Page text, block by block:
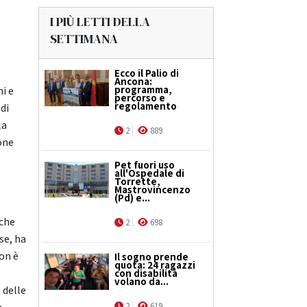
e
ha
è
I PIÙ LETTI DELLA
SETTIMANA
Ecco il Palio di
Ancona:
programma,
percorso e
regolamento
2 889
Pet fuori uso
all'Ospedale di
Torrette,
Mastrovincenzo
(Pd) e...
2 698
Il sogno prende
quota: 24 ragazzi
con disabilità
volano da...